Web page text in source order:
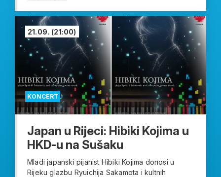
KONCERT
21.09. (21:00)
Japan u Rijeci: Hibiki Kojima u
HKD-u na Sušaku
Mladi japanski pijanist Hibiki Kojima donosi u
Rijeku glazbu Ryuichija Sakamota i kultnih